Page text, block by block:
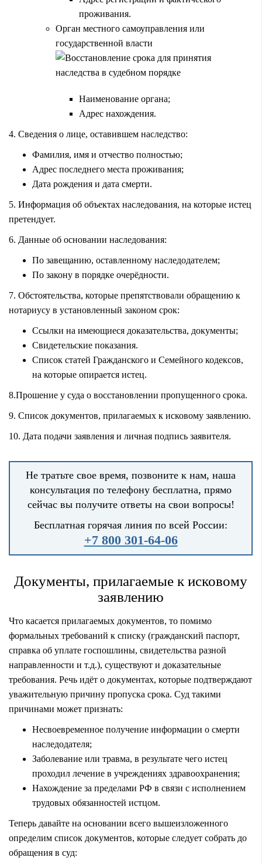
проживания.
Орган местного самоуправления или
государственной власти
Наименование органа;
Адрес нахождения.
4. Сведения о лице, оставившем наследство:
Фамилия, имя и отчество полностью;
Адрес последнего места проживания;
Дата рождения и дата смерти.
5. Информация об объектах наследования, на которые истец
претендует.
6. Данные об основании наследования:
По завещанию, оставленному наследодателем;
По закону в порядке очерёдности.
7. Обстоятельства, которые препятствовали обращению к
нотариусу в установленный законом срок:
Ссылки на имеющиеся доказательства, документы;
Свидетельские показания.
Список статей Гражданского и Семейного кодексов,
на которые опирается истец.
8.Прошение у суда о восстановлении пропущенного срока.
9. Список документов, прилагаемых к исковому заявлению.
10. Дата подачи заявления и личная подпись заявителя.
Не тратьте свое время, позвоните к нам, наша
консультация по телефону бесплатна, прямо
сейчас вы получите ответы на свои вопросы!
Бесплатная горячая линия по всей России:
+7 800 301-64-06
Документы, прилагаемые к исковому
заявлению
Что касается прилагаемых документов, то помимо
формальных требований к списку (гражданский паспорт,
справка об уплате госпошлины, свидетельства разной
направленности и т.д.), существуют и доказательные
требования. Речь идёт о документах, которые подтверждают
уважительную причину пропуска срока. Суд такими
причинами может признать:
Несвоевременное получение информации о смерти
наследодателя;
Заболевание или травма, в результате чего истец
проходил лечение в учреждениях здравоохранения;
Нахождение за пределами РФ в связи с исполнением
трудовых обязанностей истцом.
Теперь давайте на основании всего вышеизложенного
определим список документов, которые следует собрать до
обращения в суд: